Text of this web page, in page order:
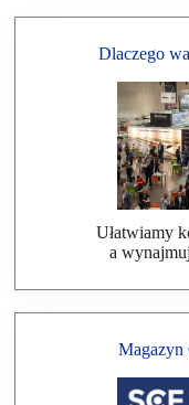
Dlaczego
Ułatwiamy
a
Magazyn